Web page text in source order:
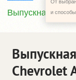
От
и
Выпускная
Chevrolet